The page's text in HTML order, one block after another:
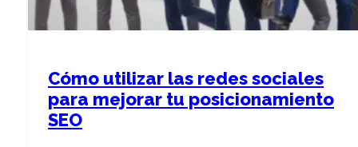
Cómo utilizar las redes sociales
para mejorar tu posicionamiento
SEO